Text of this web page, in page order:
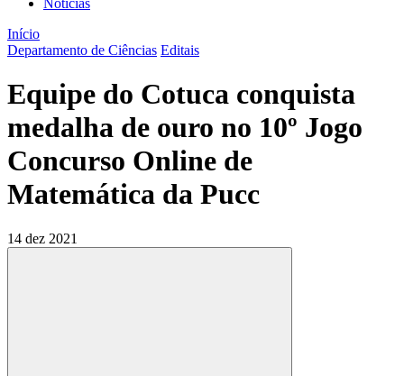
Notícias
Início
Departamento de Ciências Editais
Equipe do Cotuca conquista
medalha de ouro no 10º Jogo
Concurso Online de
Matemática da Pucc
14 dez 2021